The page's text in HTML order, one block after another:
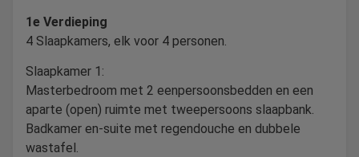
1e Verdieping
4 Slaapkamers, elk voor 4 personen.
Slaapkamer 1:
Masterbedroom met 2 eenpersoonsbedden en een
aparte (open) ruimte met tweepersoons slaapbank.
Badkamer en-suite met regendouche en dubbele
wastafel.